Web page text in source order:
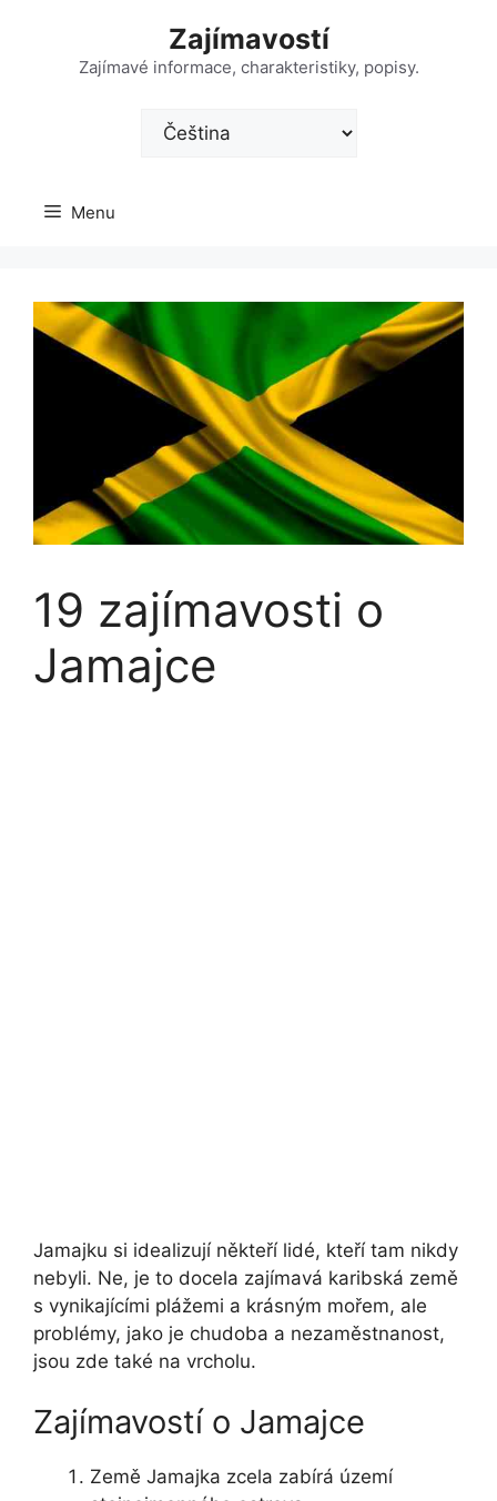
Zajímavostí
Zajímavé informace, charakteristiky, popisy.
Zvolte
jazyk
Menu
19 zajímavosti o
Jamajce
Jamajku si idealizují někteří lidé, kteří tam nikdy
nebyli. Ne, je to docela zajímavá karibská země
s vynikajícími plážemi a krásným mořem, ale
problémy, jako je chudoba a nezaměstnanost,
jsou zde také na vrcholu.
Zajímavostí o Jamajce
Země Jamajka zcela zabírá území